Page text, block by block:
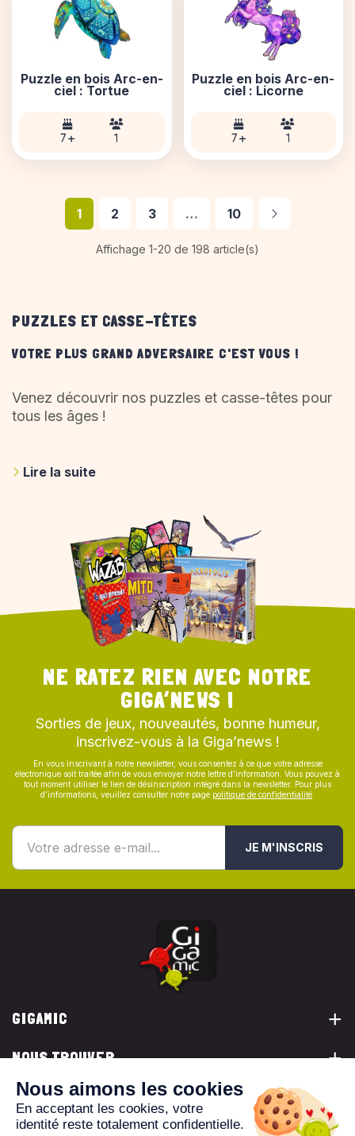
Puzzle en bois Arc-en-
ciel : Tortue
7 + 1
Puzzle en bois Arc-en-
ciel : Licorne
7 + 1
1 2 3 … 10 Suivant
Affichage 1-20 de 198 article(s)
PUZZLES ET CASSE-TÊTES
VOTRE PLUS GRAND ADVERSAIRE C'EST VOUS !
Venez découvrir nos puzzles et casse-têtes pour
tous les âges !
concentration ou votre adresse ? Venez tester les
Lire la suite
NE RATEZ RIEN AVEC NOTRE
GIGA’NEWS !
Sorties de jeux, nouveautés, bonne humeur,
inscrivez-vous à la Giga’news !
En vous inscrivant à notre newsletter, vous consentez à ce que votre adresse
électronique soit traitée afin de vous envoyer notre lettre d’information. Vous pouvez à
tout moment utiliser le lien de désinscription intégré dans la newsletter. Pour plus
d’informations, veuillez consulter notre page politique de confidentialité
JE M'INSCRIS
GIGAMIC
NOUS TROUVER
VOUS ÊTES...